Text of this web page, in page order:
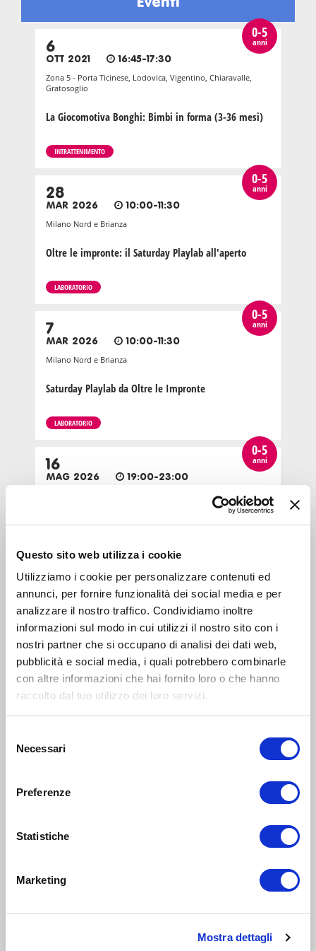
Questo sito web utilizza i cookie
Utilizziamo i cookie per personalizzare contenuti ed
annunci, per fornire funzionalità dei social media e per
analizzare il nostro traffico. Condividiamo inoltre
informazioni sul modo in cui utilizzi il nostro sito con i
nostri partner che si occupano di analisi dei dati web,
pubblicità e social media, i quali potrebbero combinarle
con altre informazioni che hai fornito loro o che hanno
raccolto dal tuo utilizzo dei loro servizi.
delNecessari
Preferenze
Statistiche
Marketing
Mostra dettagli
0-5
anni
6
OTT 2021 16:45-17:30
Zona 5 - Porta Ticinese, Lodovica, Vigentino, Chiaravalle,
Gratosoglio
La Giocomotiva Bonghi: Bimbi in forma (3-36 mesi)
INTRATTENIMENTO
0-5
anni
28
MAR 2026 10:00-11:30
Milano Nord e Brianza
Oltre le impronte: il Saturday Playlab all'aperto
LABORATORIO
0-5
anni
7
MAR 2026 10:00-11:30
Milano Nord e Brianza
Saturday Playlab da Oltre le Impronte
LABORATORIO
0-5
anni
16
MAG 2026 19:00-23:00
Orange pigiama party da Oltre le impronte
LABORATORIO
0-5
anni
21
MAR 2026 10:00-11:30
Milano Nord e Brianza
Oltre le impronte: Saturday Playlab
LABORATORIO
0-5
GIU 2026
Oltre le impronte: yellow pigiama party
INTRATTENIMENTO
anni
18
GEN 2021